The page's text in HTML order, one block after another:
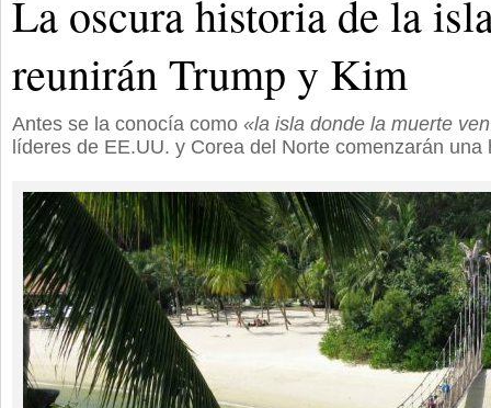
La oscura historia de la
reunirán Trump y Kim
Antes se la conocía como «la isla donde la muerte
líderes de EE.UU. y Corea del Norte comenzarán una